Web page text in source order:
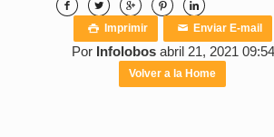
    
Imprimir ✉Enviar E-mail
Por Infolobos abril 21, 2021
Volver a la Home